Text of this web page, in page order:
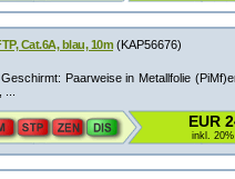
Cat.6A, blau, 10m (KAP56676)
Paarweise in Metallfolie
EUR
inkl.